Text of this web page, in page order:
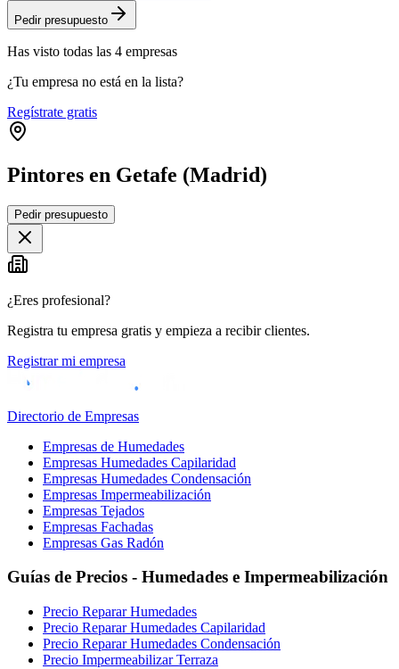
Pedir presupuesto
Has visto todas las 4 empresas
¿Tu empresa no está en la lista?
Regístrate gratis
Pintores en Getafe (Madrid)
+
−
Pedir presupuesto
¿Eres profesional?
Registra tu empresa gratis y empieza a recibir clientes.
Registrar mi empresa
Directorio de Empresas
Empresas de Humedades
Empresas Humedades Capilaridad
Empresas Humedades Condensación
Empresas Impermeabilización
Empresas Tejados
Empresas Fachadas
Empresas Gas Radón
Guías de Precios - Humedades e Impermeabilización
Precio Reparar Humedades
Precio Reparar Humedades Capilaridad
Precio Reparar Humedades Condensación
Precio Impermeabilizar Terraza